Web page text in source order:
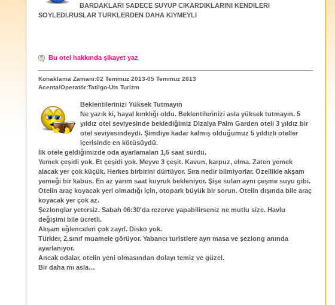
BARDAKLARI SADECE SUYUP CIKARDIKLARINI KENDILERI
SOYLEDI.RUSLAR TURKLERDEN DAHA KIYMEYLI
Bu otel hakkında şikayet yaz
Konaklama Zamanı:02 Temmuz 2013-05 Temmuz 2013
Acenta/Operatör:Tatilgo-Uts Turizm
Beklentilerinizi Yüksek Tutmayın
Ne yazık ki, hayal kırıklığı oldu. Beklentilerinizi asla yüksek tutmayın. 5
yıldız otel seviyesinde beklediğimiz Dizalya Palm Garden oteli 3 yıldız bir
otel seviyesindeydi. Şimdiye kadar kalmış olduğumuz 5 yıldızlı oteller
içerisinde en kötüsüydü.
İlk otele geldiğimizde oda ayarlamaları 1,5 saat sürdü.
Yemek çeşidi yok. Et çeşidi yok. Meyve 3 çeşit. Kavun, karpuz, elma. Zaten yemek
alacak yer çok küçük. Herkes birbirini dürtüyor. Sıra nedir bilmiyorlar. Özellikle akşam
yemeği bir kabus. En az yarım saat kuyruk bekleniyor. Şişe suları aynı çeşme suyu gibi.
Otelin araç koyacak yeri olmadığı için, otopark büyük bir sorun. Otelin dışında bile araç
koyacak yer çok az.
Şezlonglar yetersiz. Sabah 06:30'da rezerve yapabilirseniz ne mutlu size. Havlu
değişimi bile ücretli.
Akşam eğlenceleri çok zayıf. Disko yok.
Türkler, 2.sınıf muamele görüyor. Yabancı turistlere ayrı masa ve şezlong anında
ayarlanıyor.
Ancak odalar, otelin yeni olmasından dolayı temiz ve güzel.
Bir daha mı asla…